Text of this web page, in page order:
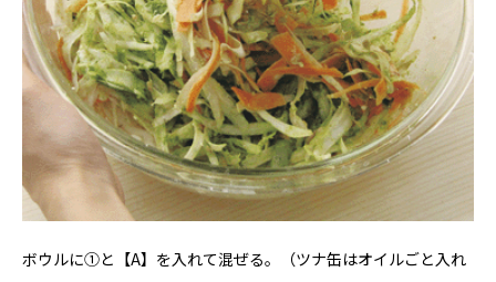
ボウルに①と【A】を入れて混ぜる。（ツナ缶はオイルごと入れ